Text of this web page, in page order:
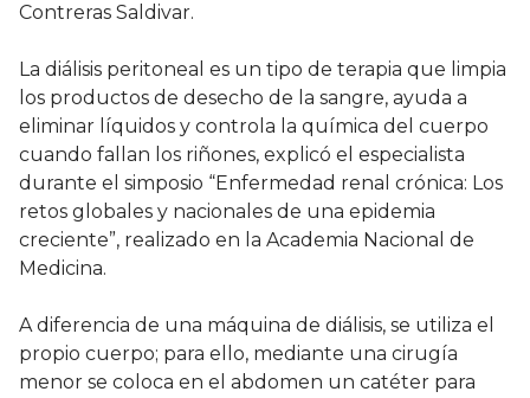
Contreras Saldivar.
La diálisis peritoneal es un tipo de terapia que limpia
los productos de desecho de la sangre, ayuda a
eliminar líquidos y controla la química del cuerpo
cuando fallan los riñones, explicó el especialista
durante el simposio “Enfermedad renal crónica: Los
retos globales y nacionales de una epidemia
creciente”, realizado en la Academia Nacional de
Medicina.
A diferencia de una máquina de diálisis, se utiliza el
propio cuerpo; para ello, mediante una cirugía
menor se coloca en el abdomen un catéter para